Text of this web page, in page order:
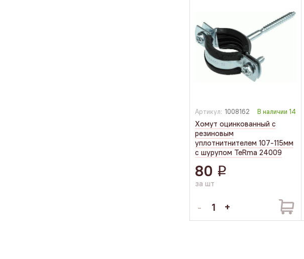
Артикул: 1008162 В наличии14
Хомут оцинкованный с
резиновым
уплотнитнителем 107-115мм
с шурупом TeRma 24009
80 q
за шт